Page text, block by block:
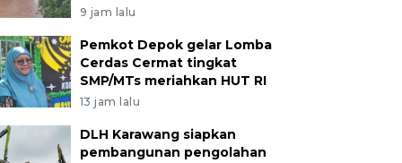
9 jam lalu
Pemkot Depok gelar Lomba
Cerdas Cermat tingkat
SMP/MTs meriahkan HUT RI
13 jam lalu
DLH Karawang siapkan
pembangunan pengolahan